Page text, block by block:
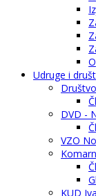
Udruge i
DVD -
VZO
KUD